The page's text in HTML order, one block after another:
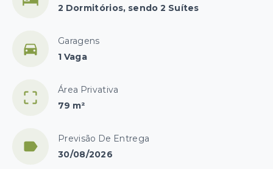
2 Dormitórios, sendo 2 Suítes
Garagens
1 Vaga
Área Privativa
79 m²
Previsão De Entrega
30/08/2026